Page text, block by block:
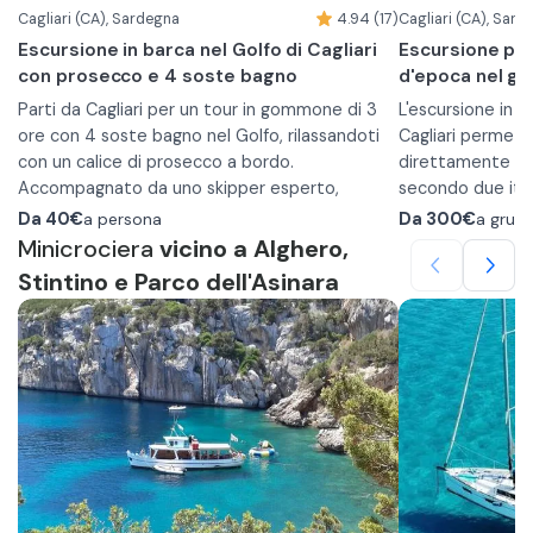
Cala Brandinchi
tramite
Cagliari (CA), Sardegna 4.94 (17)
Escursione in barca nel Golfo di Cagliari
con prosecco e 4 soste bagno
Parti da Cagliari per un tour in gommone di 3
ore con 4 soste bagno nel Golfo, rilassandoti
con un calice di prosecco a bordo.
Accompagnato da uno skipper esperto,
navigherai lungo una delle coste più suggestive
della Sardegna, ascoltando curiosità e
leggende a bordo di un gommone comodo,
pensato per piccoli gruppi fino a 11 persone.
Durante il tour farai 4 soste per nuotare nelle
acque cristalline del golfo e ammirerai alcune
delle sue località più iconiche, come la Sella del
Diavolo, Cala Fighera, Calamosca, la Grotta dei
Colombi, Cala Bernat e la lunga Spiaggia del
Poetto.
Da 40€a persona
Cagliari (CA),
Escursione
d'epoca nel
L'escursione in
Cagliari
direttamente
secondo due
Mezza Giornata
Questo tour
per esplorare
e il suggestivo
Diavolo.
pomeriggio, gli
alle richieste e
Durante
rinfrescante di
Intera Giornata
Questa
golfo di Cagliari,
servite
personalizzato
ospiti. La
rientro è
Capienza
condizioni del
skipper, le
Da 300€a
Minicrociera vicino a Alghero,
Stintino e Parco dell'Asinara